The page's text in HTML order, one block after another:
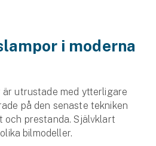
i moderna
är utrustade med ytterligare
på den senaste tekniken
och prestanda. Självklart
bilmodeller.